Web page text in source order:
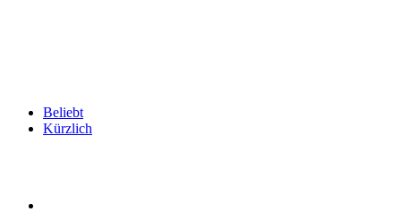
Beliebt
Kürzlich